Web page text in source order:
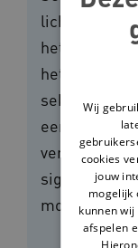
lichamelijke
het
het zo snel
seksueel
eenvoudig,
signalen
mogelijk
Wij
cookies
jouw
mogelijk
kunnen wij
afspelen